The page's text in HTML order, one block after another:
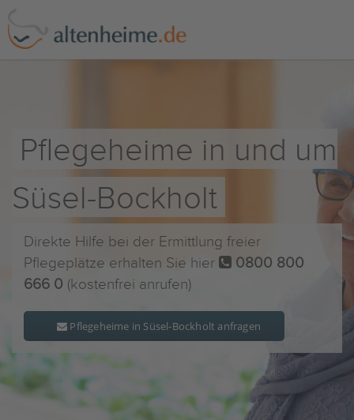
Pflegeheime in und um
Süsel-Bockholt
Direkte Hilfe bei der Ermittlung freier
Pflegeplätze erhalten Sie hier
0800 800
666 0 (kostenfrei anrufen)
Pflegeheime in Süsel-Bockholt anfragen